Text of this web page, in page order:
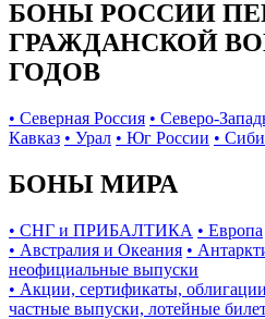
БОНЫ РОССИИ
ГРАЖДАНСКОЙ
ГОДОВ
• Северная Россия • Северо-
Кавказ • Урал • Юг России •
БОНЫ МИРА
• СНГ и ПРИБАЛТИКА • Европа
• Австралия и Океания •
неофициальные выпуски
• Акции, сертификаты,
частные выпуски, лотейные